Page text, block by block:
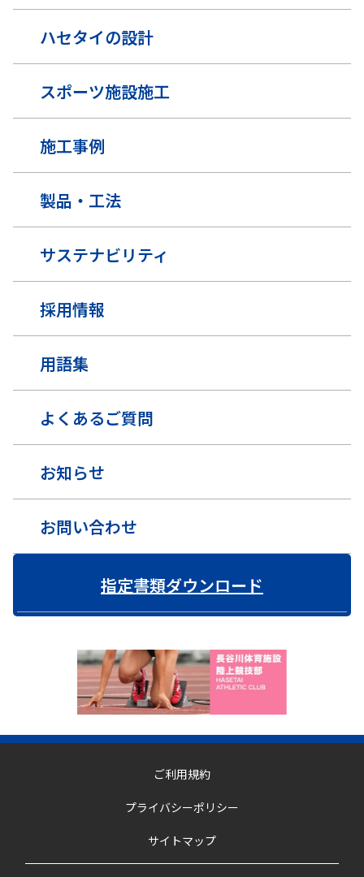
ハセタイの設計
スポーツ施設施工
施工事例
製品・工法
サステナビリティ
採用情報
用語集
よくあるご質問
お知らせ
お問い合わせ
指定書類ダウンロード
ご利用規約
プライバシーポリシー
サイトマップ